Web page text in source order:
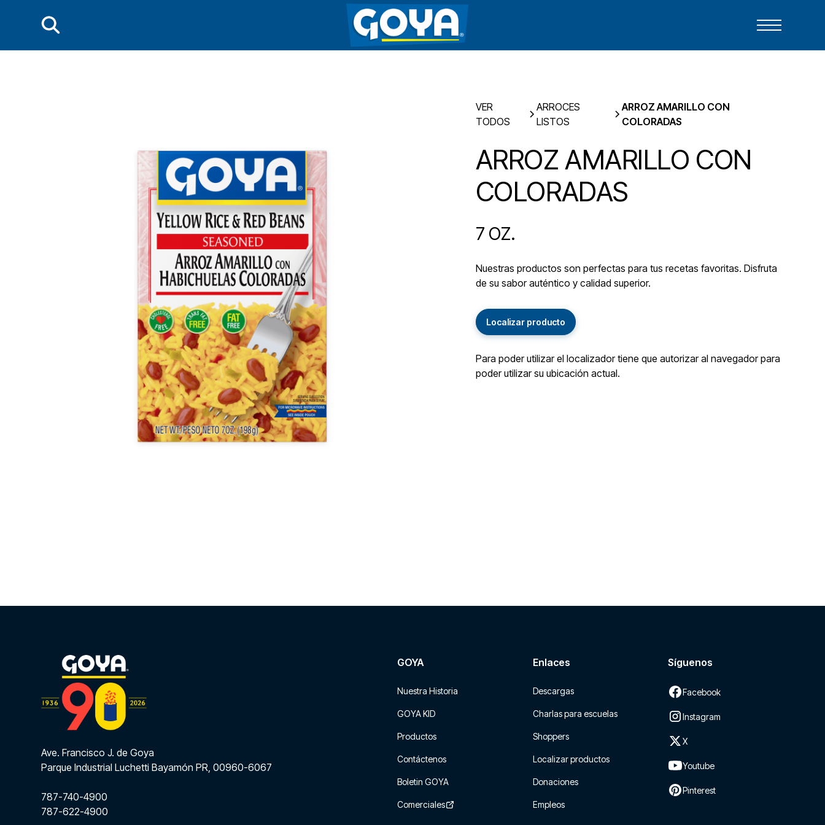
VER
TODOS
ARROCES
LISTOS
ARROZ AMARILLO CON
COLORADAS
ARROZ AMARILLO CON
COLORADAS
7 OZ.
Nuestras productos son perfectas para tus recetas favoritas. Disfruta
de su sabor auténtico y calidad superior.
Localizar producto
Para poder utilizar el localizador tiene que autorizar al navegador para
poder utilizar su ubicación actual.
Ave. Francisco J. de Goya
Parque Industrial Luchetti Bayamón PR, 00960-6067
787-740-4900
787-622-4900
GOYA
Nuestra Historia
GOYA KID
Productos
Contáctenos
Boletin GOYA
Comerciales
Enlaces
Descargas
Charlas para escuelas
Shoppers
Localizar productos
Donaciones
Empleos
Síguenos
Facebook
Instagram
X
Youtube
Pinterest